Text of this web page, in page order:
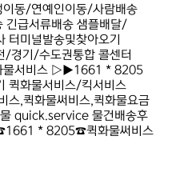
동/연예인이동/사람배송
긴급서류배송 샘플배달/
터미널발송및찾아오기
/경기/수도권통합 콜센터
물서비스 ▷▶1661 * 8205
퀵화물서비스/킥서비스
스,퀵화물써비스,퀵화물요금
quick.service 물건배송후
* 8205☎퀵화물써비스